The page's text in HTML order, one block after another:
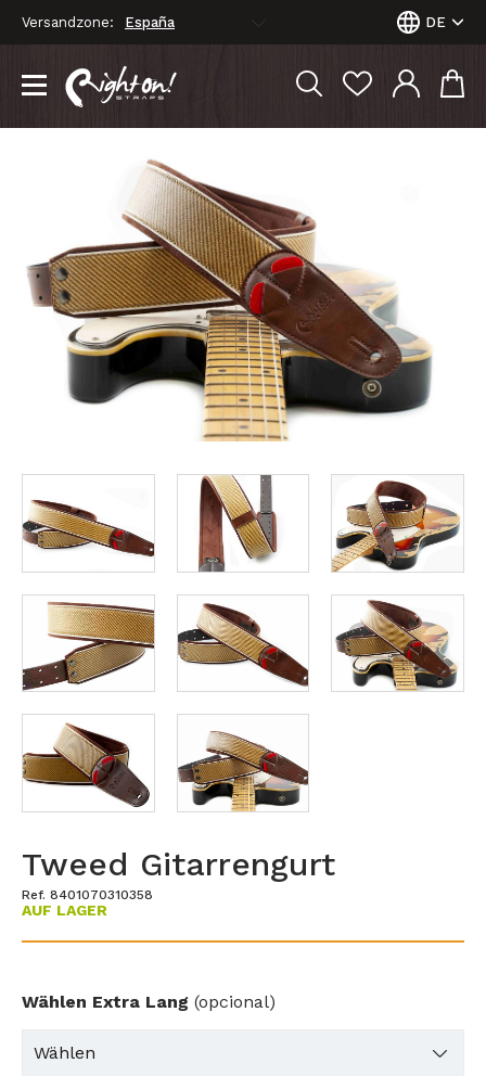
Versandzone: DE
Tweed Gitarrengurt
Ref. 8401070310358
AUF LAGER
Wählen Extra Lang (opcional)